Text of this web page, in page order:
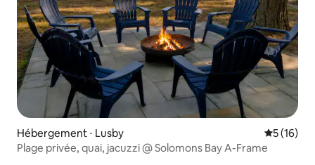
Hébergement ⋅ Lusby
5 (16)
Plage privée, quai, jacuzzi @ Solomons Bay A-Frame